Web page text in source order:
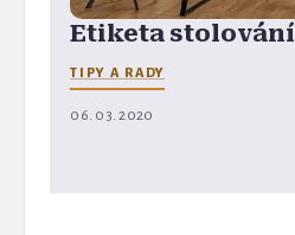
Etiketa stolování
TIPY A RADY
06. 03. 2020